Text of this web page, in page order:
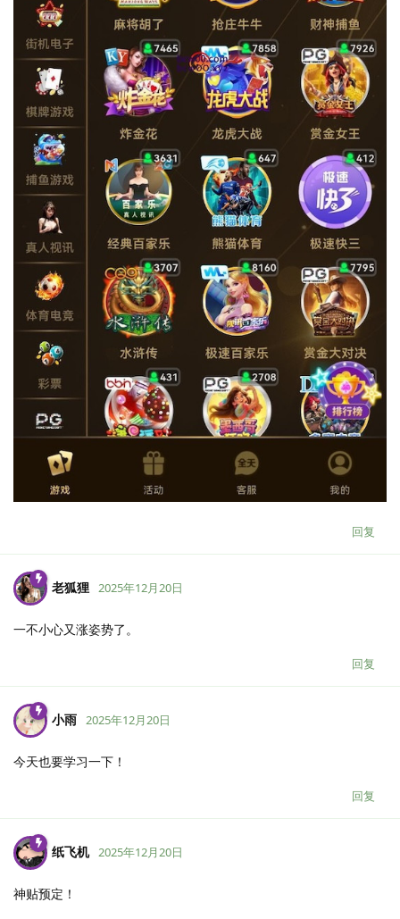
回复
老狐狸 2025年12月20日
一不小心又涨姿势了。
回复
小雨 2025年12月20日
今天也要学习一下！
回复
纸飞机 2025年12月20日
神贴预定！